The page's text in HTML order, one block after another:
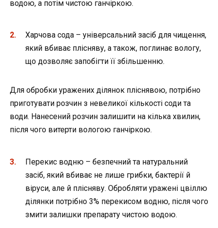
водою, а потім чистою ганчіркою.
Харчова сода – універсальний засіб для чищення,
який вбиває плісняву, а також, поглинає вологу,
що дозволяє запобігти її збільшенню.
Для обробки уражених ділянок пліснявою, потрібно
приготувати розчин з невеликої кількості соди та
води. Нанесений розчин залишити на кілька хвилин,
після чого витерти вологою ганчіркою.
Перекис водню – безпечний та натуральний
засіб, який вбиває не лише грибки, бактерії й
віруси, але й плісняву. Обробляти уражені цвіллю
ділянки потрібно 3% перекисом водню, після чого
змити залишки препарату чистою водою.